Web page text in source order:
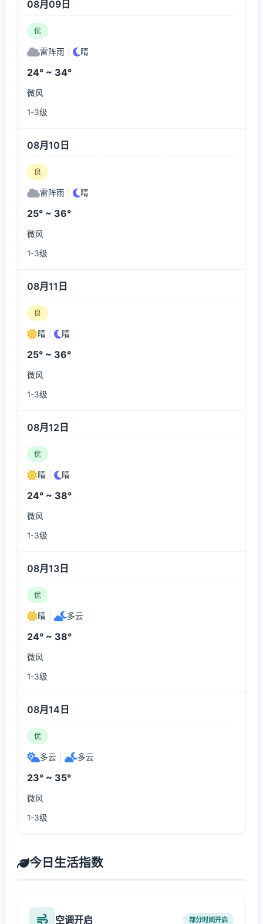
08月09日
优
雷阵雨 晴
24° ~ 34°
微风
1-3级
08月10日
良
雷阵雨 晴
25° ~ 36°
微风
1-3级
08月11日
良
晴 晴
25° ~ 36°
微风
1-3级
08月12日
优
晴 晴
24° ~ 38°
微风
1-3级
08月13日
优
晴 多云
24° ~ 38°
微风
1-3级
08月14日
优
多云 多云
23° ~ 35°
微风
1-3级
今日生活指数
空调开启 部分时间开启